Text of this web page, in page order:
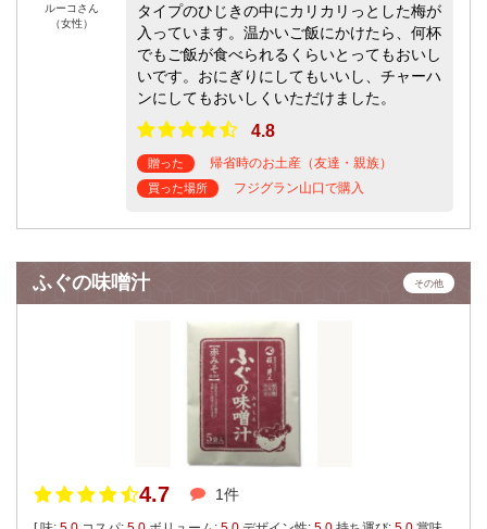
ルーコさん
（女性）
タイプのひじきの中にカリカリっとした梅が
入っています。温かいご飯にかけたら、何杯
でもご飯が食べられるくらいとってもおいし
いです。おにぎりにしてもいいし、チャーハ
ンにしてもおいしくいただけました。
4.8
贈った 帰省時のお土産（友達・親族）
買った場所 フジグラン山口で購入
ふぐの味噌汁 その他
4.7 1件